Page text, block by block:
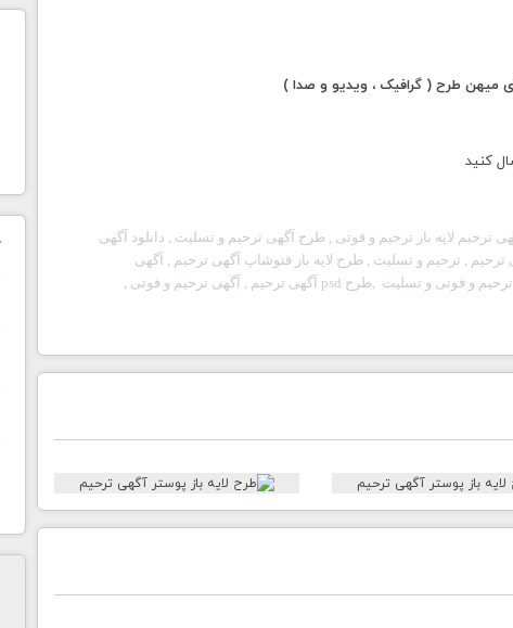
میهن طرح ( گرافیک ، ویدیو و صدا )
کنید
ترحیم لایه باز ترحیم و فوتی , طرح آگهی ترحیم و تسلیت , دانلود آگهی
ترحیم , ترحیم و تسلیت , طرح لایه باز فتوشاپ آگهی ترحیم , آگهی
ترحیم و فوتی و تسلیت ,طرح psd آگهی ترحیم , آگهی ترحیم و فوتی ,